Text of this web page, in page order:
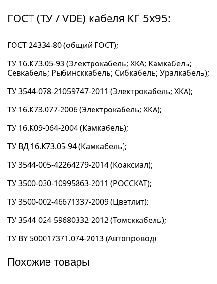
ГОСТ (ТУ / VDE) кабеля КГ 5x95:
ГОСТ 24334-80 (общий ГОСТ);
ТУ 16.К73.05-93 (Электрокабель; ХКА; Камкабель;
Севкабель; Рыбинсккабель; Сибкабель; Уралкабель);
ТУ 3544-078-21059747-2011 (Электрокабель; ХКА);
ТУ 16.К73.077-2006 (Электрокабель; ХКА);
ТУ 16.К09-064-2004 (Камкабель);
ТУ ВД 16.К73.05-94 (Камкабель);
ТУ 3544-005-42264279-2014 (Коаксиал);
ТУ 3500-030-10995863-2011 (РОССКАТ);
ТУ 3500-002-46671337-2009 (Цветлит);
ТУ 3544-024-59680332-2012 (Томсккабель);
ТУ BY 500017371.074-2013 (Автопровод)
Похожие товары